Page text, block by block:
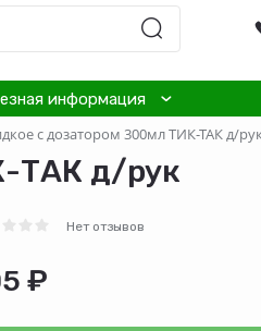
информация
с дозатором 300мл ТИК-ТАК д/
ТАК д/рук
Нет отзывов
₽